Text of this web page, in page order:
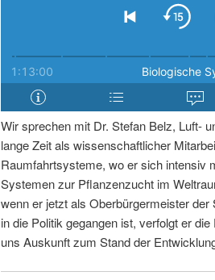
s
r
i
n
g
l
s
p
r
i
Wir sprechen mit Dr. Stefan Belz, Luft-
lange Zeit als wissenschaftlicher
Raumfahrtsysteme, wo er sich intensiv
Systemen zur Pflanzenzucht im
wenn er jetzt als Oberbürgermeister der
in die Politik gegangen ist, verfolgt er
uns Auskunft zum Stand der